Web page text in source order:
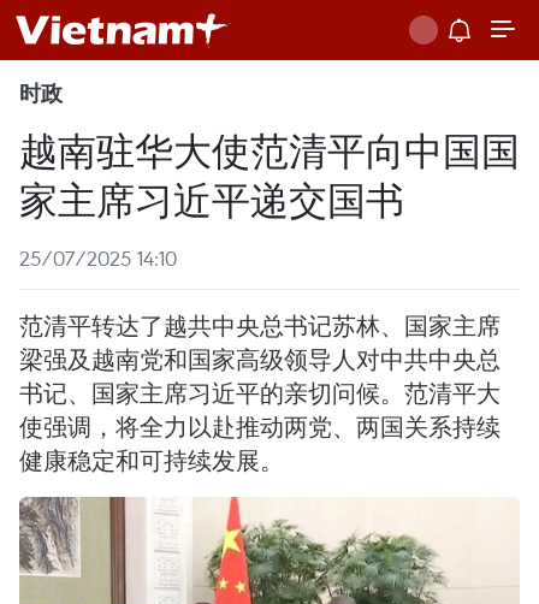
时政
越南驻华大使范清平向中国国
家主席习近平递交国书
25/07/2025 14:10
范清平转达了越共中央总书记苏林、国家主席
梁强及越南党和国家高级领导人对中共中央总
书记、国家主席习近平的亲切问候。范清平大
使强调，将全力以赴推动两党、两国关系持续
健康稳定和可持续发展。